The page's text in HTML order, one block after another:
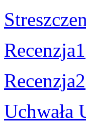
Recenzja1
Recenzja2
Uchwała